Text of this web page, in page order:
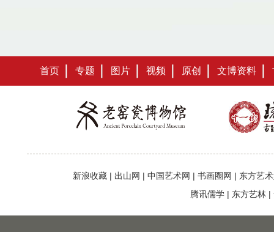
首页 专题 图片 视频 原创 文博资料
新浪收藏 | 出山网 | 中国艺术网 | 书画圈网 | 东方艺
腾讯儒学 | 东方艺林 |